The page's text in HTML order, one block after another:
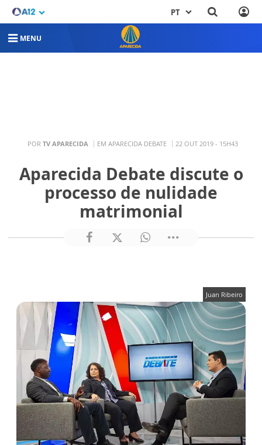
PT
MENU
POR TV APARECIDA EM APARECIDA DEBATE 22 OUT 2019 - 15H43
Aparecida Debate discute o
processo de nulidade
matrimonial
Juan Ribeiro